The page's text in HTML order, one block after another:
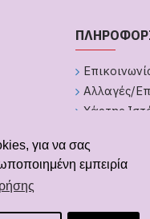
για να σας
εμπειρία
Αλλαγές/
Χάρτης
GDPR